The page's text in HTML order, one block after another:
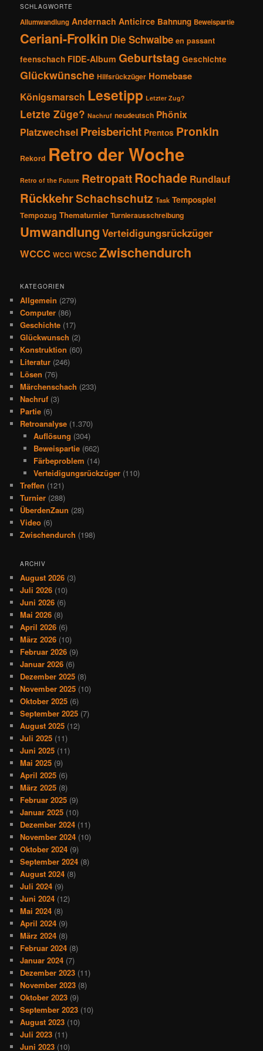
SCHLAGWORTE
Allumwandlung Andernach Anticirce Bahnung Beweispartie
Ceriani-Frolkin Die Schwalbe en passant
feenschach FIDE-Album Geburtstag Geschichte
Glückwünsche Hilfsrückzüger Homebase
Königsmarsch Lesetipp Letzter Zug?
Letzte Züge? Nachruf neudeutsch Phönix
Platzwechsel Preisbericht Prentos Pronkin
Rekord Retro der Woche
Retro of the Future RetropattRochade Rundlauf
RückkehrSchachschutz Task Tempospiel
Tempozug Thematurnier Turnierausschreibung
Umwandlung Verteidigungsrückzüger
WCCC WCCI WCSC Zwischendurch
KATEGORIEN
Allgemein (279)
Computer (86)
Geschichte (17)
Glückwunsch (2)
Konstruktion (60)
Literatur (246)
Lösen (76)
Märchenschach (233)
Nachruf (3)
Partie (6)
Retroanalyse (1.370)
Auflösung (304)
Beweispartie(662)
Färbeproblem (14)
Verteidigungsrückzüger(110)
Treffen (121)
Turnier (288)
ÜberdenZaun (28)
Video (6)
Zwischendurch (198)
ARCHIV
August 2026 (3)
Juli 2026 (10)
Juni 2026 (6)
Mai 2026 (8)
April 2026 (6)
März 2026 (10)
Februar 2026 (9)
Januar 2026 (6)
Dezember 2025 (8)
November 2025 (10)
Oktober 2025 (6)
September 2025 (7)
August 2025 (12)
Juli 2025 (11)
Juni 2025 (11)
Mai 2025 (9)
April 2025 (6)
März 2025 (8)
Februar 2025 (9)
Januar 2025 (10)
Dezember 2024 (11)
November 2024 (10)
Oktober 2024 (9)
September 2024 (8)
August 2024 (8)
Juli 2024 (9)
Juni 2024 (12)
Mai 2024 (8)
April 2024 (9)
März 2024 (8)
Februar 2024 (8)
Januar 2024 (7)
Dezember 2023 (11)
November 2023 (8)
Oktober 2023 (9)
September 2023 (10)
August 2023 (10)
Juli 2023 (11)
Juni 2023 (10)